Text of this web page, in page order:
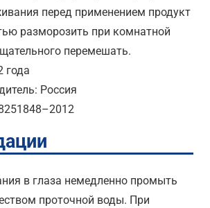
перед применением продукт
разморозить при комнатной
перемешать.
года
Россия
в глаза немедленно промыть
проточной воды. При